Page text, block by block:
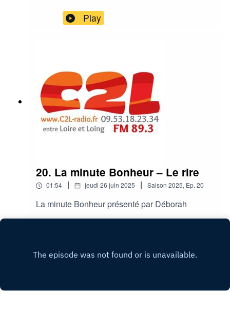
Play
20. La minute Bonheur – Le rire
01:54 | jeudi 26 juin 2025 | Saison 2025, Ep. 20
La minute Bonheur présenté par Déborah